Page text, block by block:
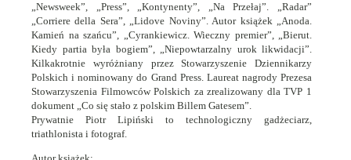
„Newsweek”, „Press”, „Kontynenty”, „Na Przełaj”. „Radar”
„Corriere della Sera”, „Lidove Noviny”. Autor książek „Anoda.
Kamień na szańcu”, „Cyrankiewicz. Wieczny premier”, „Bierut.
Kiedy partia była bogiem”, „Niepowtarzalny urok likwidacji”.
Kilkakrotnie wyróżniany przez Stowarzyszenie Dziennikarzy
Polskich i nominowany do Grand Press. Laureat nagrody Prezesa
Stowarzyszenia Filmowców Polskich za zrealizowany dla TVP 1
dokument „Co się stało z polskim Billem Gatesem”.
Prywatnie Piotr Lipiński to technologiczny gadżeciarz,
triathlonista i fotograf.